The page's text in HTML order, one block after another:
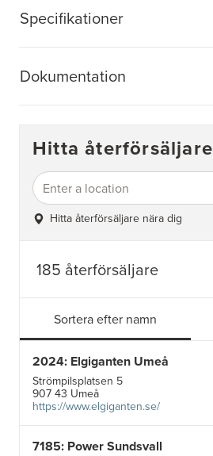
Specifikationer
Dokumentation
Hitta återförsäljare
Hitta återförsäljare nära dig
185 återförsäljare
Sortera efter namn
2024: Elgiganten Umeå
Strömpilsplatsen 5
907 43 Umeå
https://www.elgiganten.se/
7185: Power Sundsvall